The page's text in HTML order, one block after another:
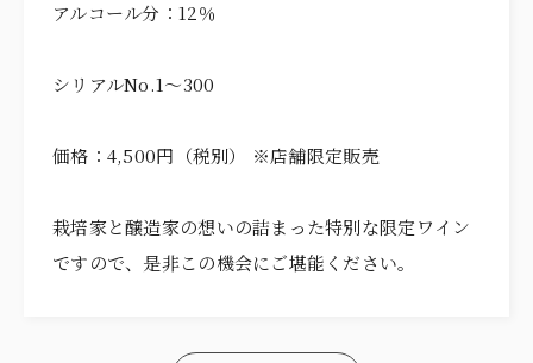
アルコール分：12％
シリアルNo.1～300
価格：4,500円（税別） ※店舗限定販売
栽培家と醸造家の想いの詰まった特別な限定ワイン
ですので、是非この機会にご堪能ください。